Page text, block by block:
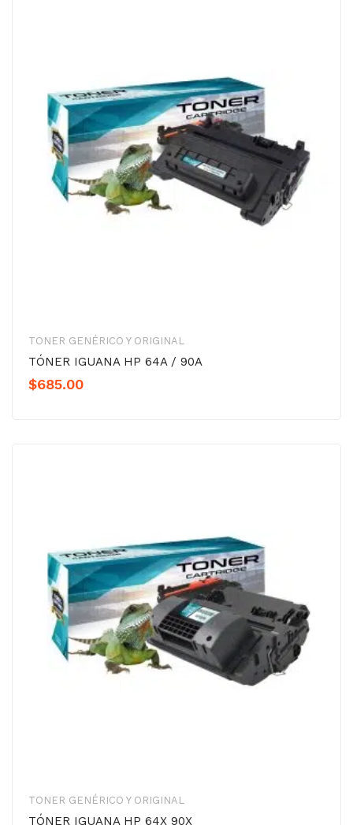
TONER GENÉRICO Y ORIGINAL
TÓNER IGUANA HP 64A / 90A
$685.00
TONER GENÉRICO Y ORIGINAL
TÓNER IGUANA HP 64X 90X